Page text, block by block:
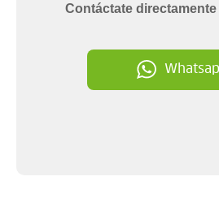
Contáctate